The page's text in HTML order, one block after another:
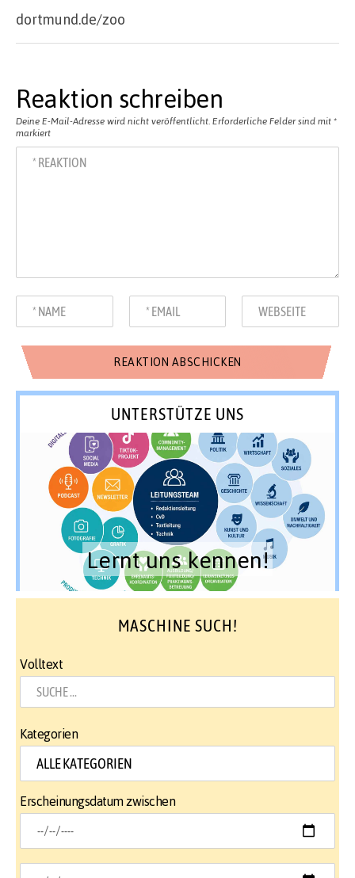
dortmund.de/zoo
Reaktion schreiben
Deine E-Mail-Adresse wird nicht veröffentlicht. Erforderliche Felder sind mit *
markiert
UNTERSTÜTZE UNS
Lernt uns kennen!
MASCHINE SUCH!
Volltext
Kategorien
Erscheinungsdatum zwischen